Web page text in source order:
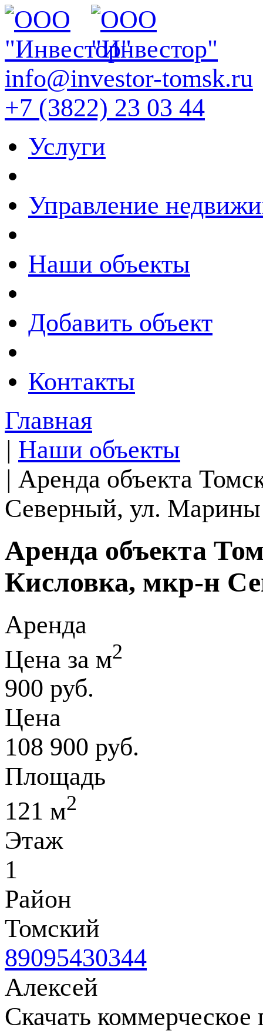
info@investor-tomsk.ru
+7 (3822) 23 03 44
Услуги
Управление
Наши объекты
Добавить объект
Контакты
Главная
| Наши объекты
| Аренда объекта
Северный, ул. Марины
Аренда объекта
Кисловка, мкр-н
Аренда
Цена за м2
900 руб.
Цена
108 900 руб.
Площадь
121 м2
Этаж
1
Район
Томский
89095430344
Алексей
Скачать